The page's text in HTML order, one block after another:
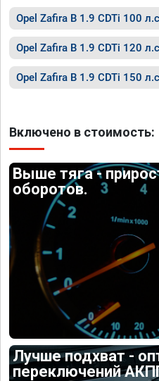
Opel Zafira B 1.9 CDTi 100 л.с
Opel Zafira B 1.9 CDTi 120 л.с
Opel Zafira B 1.9 CDTi 150 л.с
Включено в стоимость:
Выше тяга -
оборотов.
Лучше подхват -
переключений